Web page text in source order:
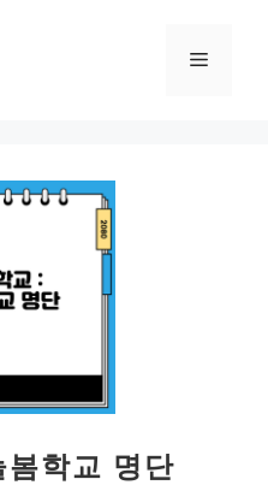
메
학교 명단